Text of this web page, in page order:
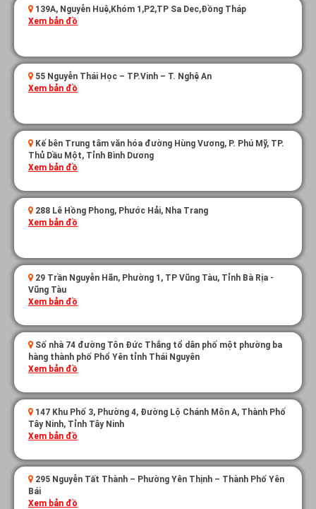
139A, Nguyễn Huệ,Khóm 1,P2,TP Sa Dec,Đồng Tháp
Xem bản đồ
55 Nguyễn Thái Học – TP.Vinh – T. Nghệ An
Xem bản đồ
Kế bên Trung tâm văn hóa đường Hùng Vương, P. Phú Mỹ, TP.
Thủ Dầu Một, Tỉnh Bình Dương
Xem bản đồ
288 Lê Hồng Phong, Phước Hải, Nha Trang
Xem bản đồ
29 Trần Nguyễn Hãn, Phường 1, TP Vũng Tàu, Tỉnh Bà Rịa -
Vũng Tàu
Xem bản đồ
Số nhà 74 đường Tôn Đức Thắng tổ dân phố một phường ba
hàng thành phố Phổ Yên tỉnh Thái Nguyên
Xem bản đồ
147 Khu Phố 3, Phường 4, Đường Lộ Chánh Môn A, Thành Phố
Tây Ninh, Tỉnh Tây Ninh
Xem bản đồ
295 Nguyễn Tất Thành – Phường Yên Thịnh – Thành Phố Yên
Bái
Xem bản đồ